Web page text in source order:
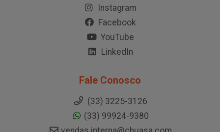
Instagram
Facebook
YouTube
LinkedIn
Fale Conosco
(33) 3225-3126
(33) 99924-9380